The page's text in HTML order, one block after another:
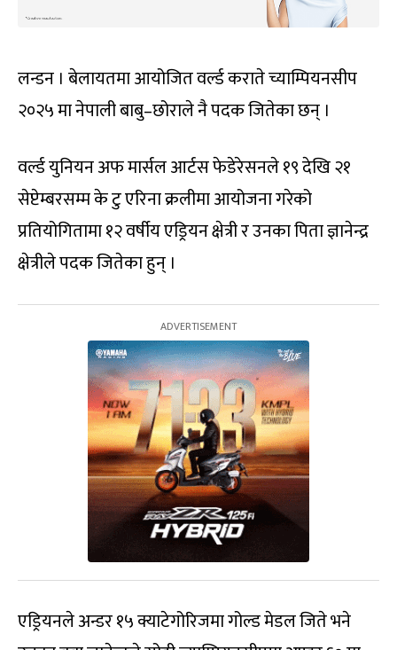
लन्डन । बेलायतमा आयोजित वर्ल्ड कराते च्याम्पियनसीप
२०२५ मा नेपाली बाबु–छोराले नै पदक जितेका छन् ।
वर्ल्ड युनियन अफ मार्सल आर्टस फेडेरेसनले १९ देखि २१
सेप्टेम्बरसम्म के टु एरिना क्रलीमा आयोजना गरेको
प्रतियोगितामा १२ वर्षीय एड्रियन क्षेत्री र उनका पिता ज्ञानेन्द्र
क्षेत्रीले पदक जितेका हुन् ।
एड्रियनले अन्डर १५ क्याटेगोरिजमा गोल्ड मेडल जिते भने